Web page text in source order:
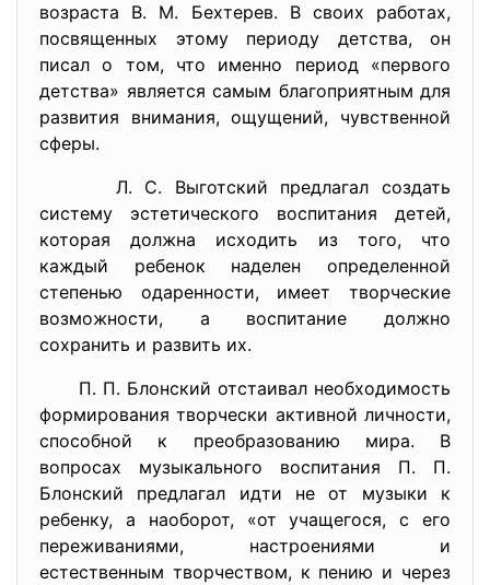
возраста В. М. Бехтерев. В своих работах,
посвященных этому периоду детства, он
писал о том, что именно период «первого
детства» является самым благоприятным для
развития внимания, ощущений, чувственной
сферы.
Л. С. Выготский предлагал создать
систему эстетического воспитания детей,
которая должна исходить из того, что
каждый ребенок наделен определенной
степенью одаренности, имеет творческие
возможности, а воспитание должно
сохранить и развить их.
П. П. Блонский отстаивал необходимость
формирования творчески активной личности,
способной к преобразованию мира. В
вопросах музыкального воспитания П. П.
Блонский предлагал идти не от музыки к
ребенку, а наоборот, «от учащегося, с его
переживаниями, настроениями и
естественным творчеством, к пению и через